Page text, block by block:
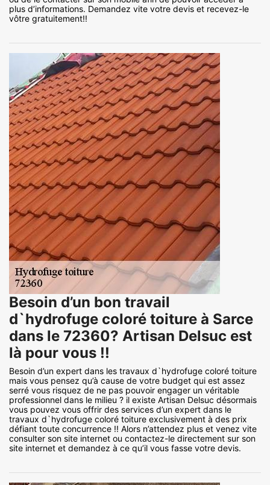
plus d’informations. Demandez vite votre devis et recevez-le
vôtre gratuitement!!
Besoin d’un bon travail
d`hydrofuge coloré toiture à Sarce
dans le 72360? Artisan Delsuc est
là pour vous !!
Besoin d’un expert dans les travaux d`hydrofuge coloré toiture
mais vous pensez qu’à cause de votre budget qui est assez
serré vous risquez de ne pas pouvoir engager un véritable
professionnel dans le milieu ? il existe Artisan Delsuc désormais
vous pouvez vous offrir des services d’un expert dans le
travaux d`hydrofuge coloré toiture exclusivement à des prix
défiant toute concurrence !! Alors n’attendez plus et venez vite
consulter son site internet ou contactez-le directement sur son
site internet et demandez à ce qu’il vous fasse votre devis.